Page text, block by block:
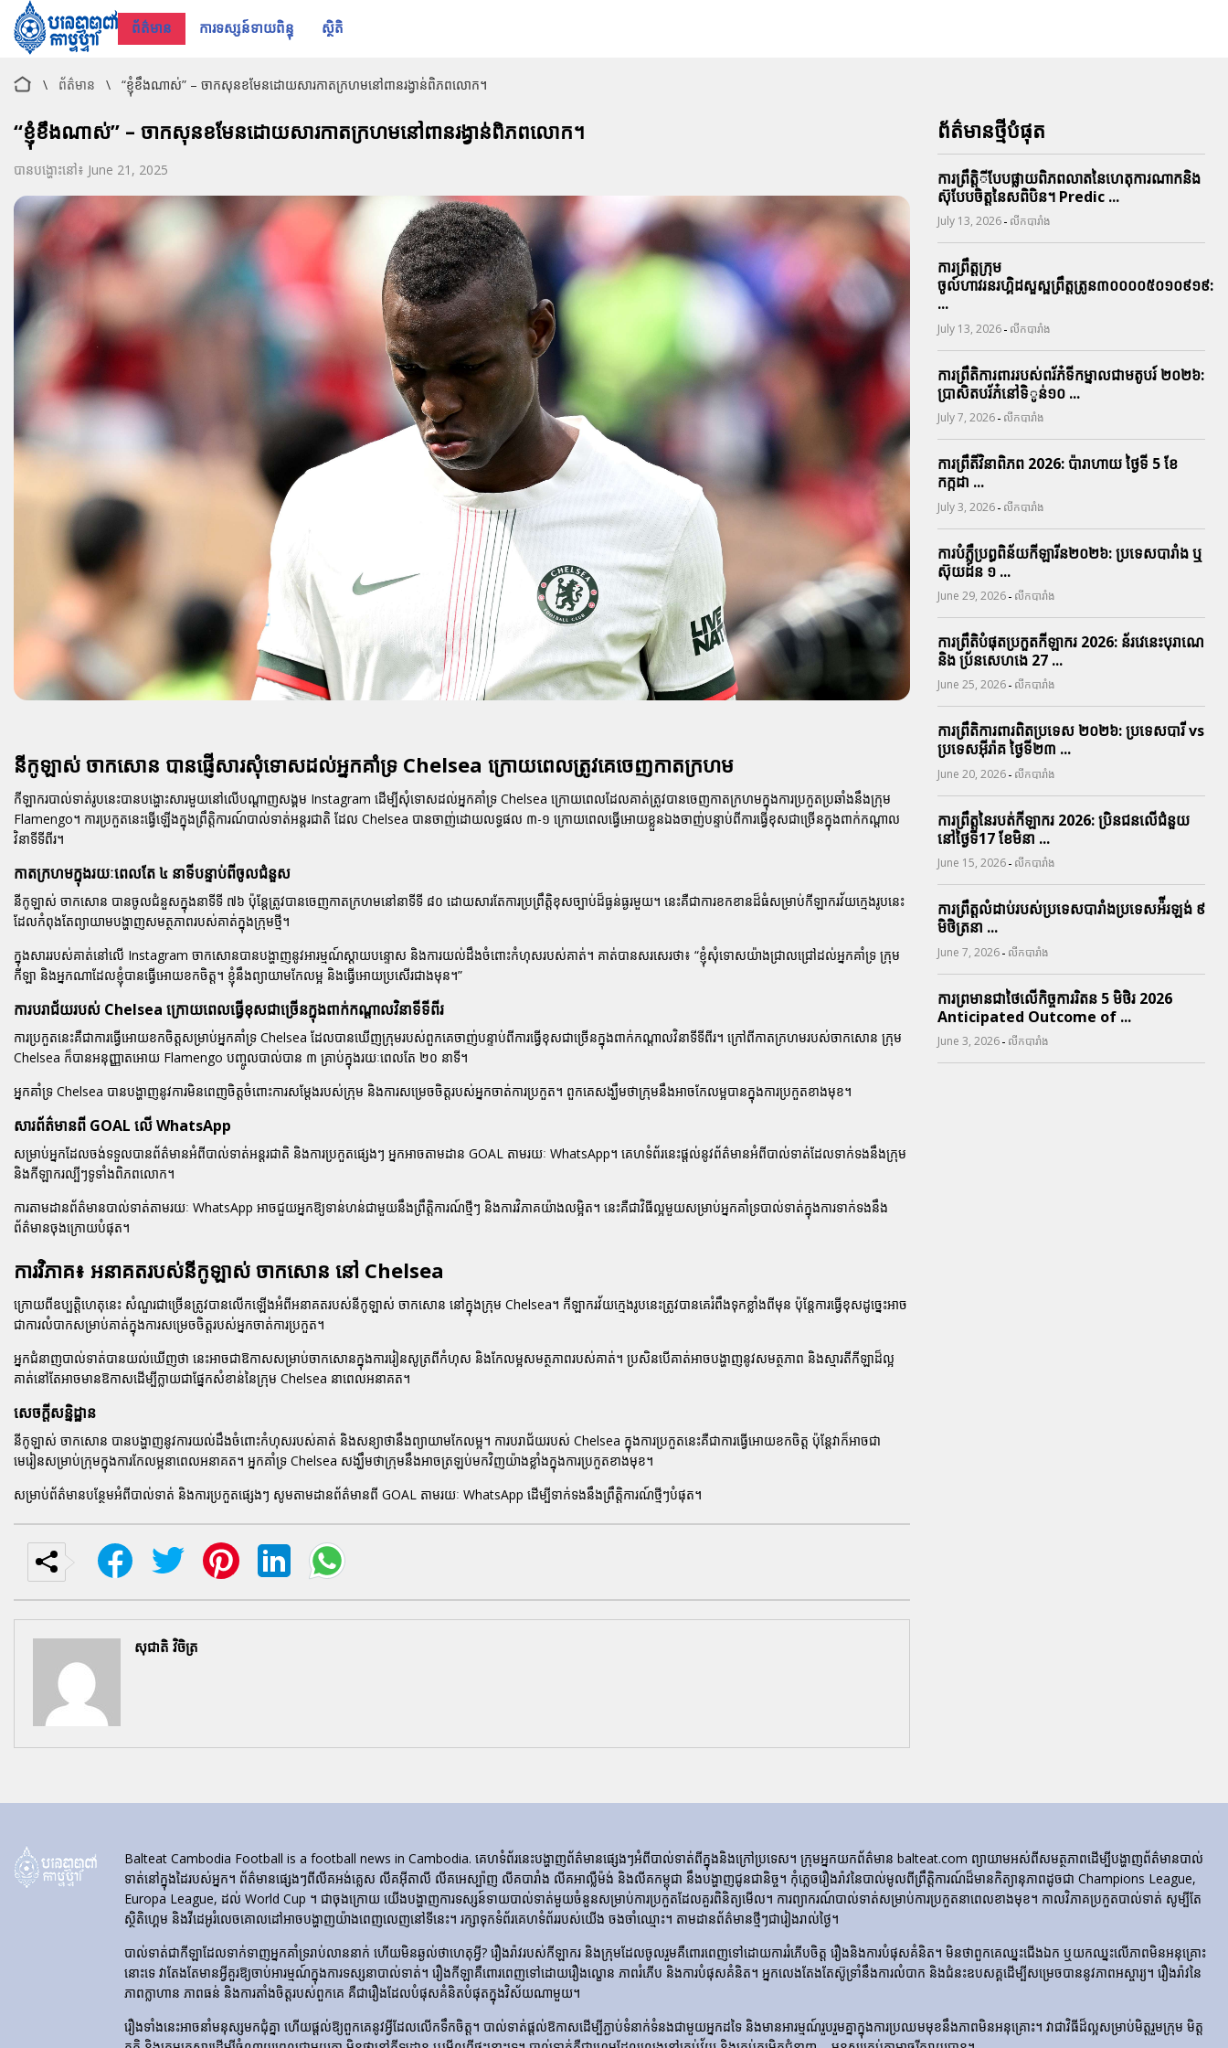
ព័ត៌មាន ការទស្សន៍ទាយពិន្ទុ ស្ថិតិ
\ ព័ត៌មាន \ “ខ្ញុំខឹងណាស់” – ចាកសុនខមែនដោយសារកាតក្រហមនៅពានរង្វាន់ពិភពលោក។
“ខ្ញុំខឹងណាស់” – ចាកសុនខមែនដោយសារកាតក្រហមនៅពានរង្វាន់ពិភពលោក។
បានបង្ហោះនៅ៖ June 21, 2025
នីកូឡាស់ ចាកសោន បានផ្ញើសារសុំទោសដល់អ្នកគាំទ្រ Chelsea ក្រោយពេលត្រូវគេចេញកាតក្រហម
កីឡាករបាល់ទាត់រូបនេះបានបង្ហោះសារមួយនៅលើបណ្តាញសង្គម Instagram ដើម្បីសុំទោសដល់អ្នកគាំទ្រ Chelsea ក្រោយពេលដែលគាត់ត្រូវបានចេញកាតក្រហមក្នុងការប្រកួតប្រឆាំងនឹងក្រុម
Flamengo។ ការប្រកួតនេះធ្វើឡើងក្នុងព្រឹត្តិការណ៍បាល់ទាត់អន្តរជាតិ ដែល Chelsea បានចាញ់ដោយលទ្ធផល ៣-១ ក្រោយពេលធ្វើអោយខ្លួនឯងចាញ់បន្ទាប់ពីការធ្វើខុសជាច្រើនក្នុងពាក់កណ្តាល
វិនាទីទីពីរ។
កាតក្រហមក្នុងរយៈពេលតែ ៤ នាទីបន្ទាប់ពីចូលជំនួស
នីកូឡាស់ ចាកសោន បានចូលជំនួសក្នុងនាទីទី ៧៦ ប៉ុន្តែត្រូវបានចេញកាតក្រហមនៅនាទីទី ៨០ ដោយសារតែការប្រព្រឹត្តិខុសច្បាប់ដ៏ធ្ងន់ធ្ងរមួយ។ នេះគឺជាការខកខានដ៏ធំសម្រាប់កីឡាករវ័យក្មេងរូបនេះ
ដែលកំពុងតែព្យាយាមបង្ហាញសមត្ថភាពរបស់គាត់ក្នុងក្រុមថ្មី។
ក្នុងសាររបស់គាត់នៅលើ Instagram ចាកសោនបានបង្ហាញនូវអារម្មណ៍ស្តាយបន្ទោស និងការយល់ដឹងចំពោះកំហុសរបស់គាត់។ គាត់បានសរសេរថា៖ “ខ្ញុំសុំទោសយ៉ាងជ្រាលជ្រៅដល់អ្នកគាំទ្រ ក្រុម
កីឡា និងអ្នកណាដែលខ្ញុំបានធ្វើអោយខកចិត្ត។ ខ្ញុំនឹងព្យាយាមកែលម្អ និងធ្វើអោយប្រសើរជាងមុន។”
ការបរាជ័យរបស់ Chelsea ក្រោយពេលធ្វើខុសជាច្រើនក្នុងពាក់កណ្តាលវិនាទីទីពីរ
ការប្រកួតនេះគឺជាការធ្វើអោយខកចិត្តសម្រាប់អ្នកគាំទ្រ Chelsea ដែលបានឃើញក្រុមរបស់ពួកគេចាញ់បន្ទាប់ពីការធ្វើខុសជាច្រើនក្នុងពាក់កណ្តាលវិនាទីទីពីរ។ ក្រៅពីកាតក្រហមរបស់ចាកសោន ក្រុម
Chelsea ក៏បានអនុញ្ញាតអោយ Flamengo បញ្ចូលបាល់បាន ៣ គ្រាប់ក្នុងរយៈពេលតែ ២០ នាទី។
អ្នកគាំទ្រ Chelsea បានបង្ហាញនូវការមិនពេញចិត្តចំពោះការសម្តែងរបស់ក្រុម និងការសម្រេចចិត្តរបស់អ្នកចាត់ការប្រកួត។ ពួកគេសង្ឃឹមថាក្រុមនឹងអាចកែលម្អបានក្នុងការប្រកួតខាងមុខ។
សារព័ត៌មានពី GOAL លើ WhatsApp
សម្រាប់អ្នកដែលចង់ទទួលបានព័ត៌មានអំពីបាល់ទាត់អន្តរជាតិ និងការប្រកួតផ្សេងៗ អ្នកអាចតាមដាន GOAL តាមរយៈ WhatsApp។ គេហទំព័រនេះផ្តល់នូវព័ត៌មានអំពីបាល់ទាត់ដែលទាក់ទងនឹងក្រុម
និងកីឡាករល្បីៗទូទាំងពិភពលោក។
ការតាមដានព័ត៌មានបាល់ទាត់តាមរយៈ WhatsApp អាចជួយអ្នកឱ្យទាន់ហន់ជាមួយនឹងព្រឹត្តិការណ៍ថ្មីៗ និងការវិភាគយ៉ាងលម្អិត។ នេះគឺជាវិធីល្អមួយសម្រាប់អ្នកគាំទ្របាល់ទាត់ក្នុងការទាក់ទងនឹង
ព័ត៌មានចុងក្រោយបំផុត។
ការវិភាគ៖ អនាគតរបស់នីកូឡាស់ ចាកសោន នៅ Chelsea
ក្រោយពីឧប្បត្តិហេតុនេះ សំណួរជាច្រើនត្រូវបានលើកឡើងអំពីអនាគតរបស់នីកូឡាស់ ចាកសោន នៅក្នុងក្រុម Chelsea។ កីឡាករវ័យក្មេងរូបនេះត្រូវបានគេរំពឹងទុកខ្លាំងពីមុន ប៉ុន្តែការធ្វើខុសដូច្នេះអាច
ជាការលំបាកសម្រាប់គាត់ក្នុងការសម្រេចចិត្តរបស់អ្នកចាត់ការប្រកួត។
អ្នកជំនាញបាល់ទាត់បានយល់ឃើញថា នេះអាចជាឱកាសសម្រាប់ចាកសោនក្នុងការរៀនសូត្រពីកំហុស និងកែលម្អសមត្ថភាពរបស់គាត់។ ប្រសិនបើគាត់អាចបង្ហាញនូវសមត្ថភាព និងស្មារតីកីឡាដ៏ល្អ
គាត់នៅតែអាចមានឱកាសដើម្បីក្លាយជាផ្នែកសំខាន់នៃក្រុម Chelsea នាពេលអនាគត។
សេចក្តីសន្និដ្ឋាន
នីកូឡាស់ ចាកសោន បានបង្ហាញនូវការយល់ដឹងចំពោះកំហុសរបស់គាត់ និងសន្យាថានឹងព្យាយាមកែលម្អ។ ការបរាជ័យរបស់ Chelsea ក្នុងការប្រកួតនេះគឺជាការធ្វើអោយខកចិត្ត ប៉ុន្តែវាក៏អាចជា
មេរៀនសម្រាប់ក្រុមក្នុងការកែលម្អនាពេលអនាគត។ អ្នកគាំទ្រ Chelsea សង្ឃឹមថាក្រុមនឹងអាចត្រឡប់មកវិញយ៉ាងខ្លាំងក្នុងការប្រកួតខាងមុខ។
សម្រាប់ព័ត៌មានបន្ថែមអំពីបាល់ទាត់ និងការប្រកួតផ្សេងៗ សូមតាមដានព័ត៌មានពី GOAL តាមរយៈ WhatsApp ដើម្បីទាក់ទងនឹងព្រឹត្តិការណ៍ថ្មីៗបំផុត។
សុជាតិ វិចិត្រ
ព័ត៌មានថ្មីបំផុត
ការព្រឹតិ្តីបែបផ្លាយពិភពលាតនៃហេតុការណាកនិង
ស៊ុបែបចិត្តនៃសពិបិន។ Predic ...
July 13, 2026 - លីកបារាំង
ការព្រឹត្តក្រុម
ចូល៍ហាវរនរហ្គិដសួស្ផព្រឹត្តត្រូន៣០០០០៥០១០៩១៩:
...
July 13, 2026 - លីកបារាំង
ការព្រឹតិការពាររបស់ពរ័ភ៎ទីកម្នាលជាមតូបរ៍ ២០២៦:
ប្រាសិតបរ័ភ៎នៅទិូន់១០ ...
July 7, 2026 - លីកបារាំង
ការព្រឹតិ៍វិនាពិភព 2026: ប៉ារាហាយ ថ្ងៃទី 5 ខែ
កក្កដា ...
July 3, 2026 - លីកបារាំង
ការបំភ្លឺប្រព្ធ​ពិន័យ​កីឡារីន​២០២៦: ប្រទេស​បារាំង​ ឬ​
ស៊ុយដ៍ន​ ១ ...
June 29, 2026 - លីកបារាំង
ការព្រឹតិបំផុតប្រកួតកីឡាករ 2026: ន័រវេនេះបុរាណេ
និង ប្រ័នសេហងេ 27 ...
June 25, 2026 - លីកបារាំង
ការព្រឹតិការពារ​ពិតប្រទេស ២០២៦: ប្រទេសបារី vs
ប្រទេសអ៊ីរ៉ាគ ថ្ងៃទី​២៣ ...
June 20, 2026 - លីកបារាំង
ការព្រឹត្តនៃរបត់កីឡាករ 2026: ប្រិនជនលើជំនួយ
នៅថ្ងៃទី17 ខែមិនា ...
June 15, 2026 - លីកបារាំង
ការព្រឹត្តលំដាប់របស់ប្រទេសបារាំងប្រទេសអ៉ីរឡង់ ៩
មិថិត្រនា ...
June 7, 2026 - លីកបារាំង
ការព្រមានជាថៃលើកិច្ចការរិតន 5 មិថិរ 2026
Anticipated Outcome of ...
June 3, 2026 - លីកបារាំង
Balteat Cambodia Football is a football news in Cambodia. គេហទំព័រ​នេះ​បង្ហាញ​ព័ត៌មាន​ផ្សេងៗ​អំពី​បាល់ទាត់​ពី​ក្នុង​និង​ក្រៅ​ប្រទេស។ ក្រុមអ្នកយកព័ត៌មាន balteat.com ព្យាយាមអស់ពីសមត្ថភាពដើម្បីបង្ហាញព័ត៌មានបាល់
ទាត់នៅក្នុងដៃរបស់អ្នក។ ព័ត៌មានផ្សេងៗពីលីគអង់គ្លេស លីគអ៊ីតាលី លីគអេស្ប៉ាញ លីគបារាំង លីគអាល្លឺម៉ង់ និងលីគកម្ពុជា នឹងបង្ហាញជូនជានិច្ច។ កុំភ្លេចរឿងរ៉ាវនៃបាល់មូលពីព្រឹត្តិការណ៍ដ៏មានកិត្យានុភាពដូចជា Champions League,
Europa League, ដល់ World Cup ។ ជាចុងក្រោយ យើងបង្ហាញការទស្សន៍ទាយបាល់ទាត់មួយចំនួនសម្រាប់ការប្រកួតដែលគួរពិនិត្យមើល។ ការព្យាករណ៍បាល់ទាត់សម្រាប់ការប្រកួតនាពេលខាងមុខ។ កាលវិភាគប្រកួតបាល់ទាត់ សូម្បីតែ
ស្ថិតិហ្គេម និងវីដេអូរំលេចគោលដៅអាចបង្ហាញយ៉ាងពេញលេញនៅទីនេះ។ រក្សាទុកទំព័រគេហទំព័ររបស់យើង ចងចាំឈ្មោះ។ តាមដានព័ត៌មានថ្មីៗជារៀងរាល់ថ្ងៃ។
បាល់ទាត់​ជា​កីឡា​ដែល​ទាក់​ទាញ​អ្នក​គាំទ្រ​រាប់​លាន​នាក់ ហើយ​មិន​ឆ្ងល់​ថា​ហេតុអ្វី? រឿងរ៉ាវ​របស់​កីឡាករ និង​ក្រុម​ដែល​ចូលរួម​គឺ​ពោរពេញ​ទៅ​ដោយ​ការ​រំភើប​ចិត្ត រឿង​និង​ការ​បំផុស​គំនិត។ មិនថាពួកគេឈ្នះជើងឯក ឬយកឈ្នះលើភាពមិនអនុគ្រោះ
នោះទេ វាតែងតែមានអ្វីគួរឱ្យចាប់អារម្មណ៍ក្នុងការទស្សនាបាល់ទាត់។ រឿង​កីឡា​គឺ​ពោរពេញ​ទៅ​ដោយ​រឿង​ល្ខោន ភាព​រំភើប និង​ការ​បំផុស​គំនិត។ អ្នកលេងតែងតែស៊ូទ្រាំនឹងការលំបាក និងជំនះឧបសគ្គដើម្បីសម្រេចបាននូវភាពអស្ចារ្យ។ រឿងរ៉ាវនៃ
ភាពក្លាហាន ភាពធន់ និងការតាំងចិត្តរបស់ពួកគេ គឺជារឿងដែលបំផុសគំនិតបំផុតក្នុងវិស័យណាមួយ។
រឿងទាំងនេះអាចនាំមនុស្សមកជុំគ្នា ហើយផ្តល់ឱ្យពួកគេនូវអ្វីដែលលើកទឹកចិត្ត។ បាល់ទាត់ផ្តល់ឱកាសដើម្បីភ្ជាប់ទំនាក់ទំនងជាមួយអ្នកដទៃ និងមានអារម្មណ៍រួបរួមគ្នាក្នុងការប្រឈមមុខនឹងភាពមិនអនុគ្រោះ។ វាជាវិធីដ៏ល្អសម្រាប់មិត្តរួមក្រុម មិត្ត